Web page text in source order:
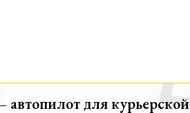
для курьерской